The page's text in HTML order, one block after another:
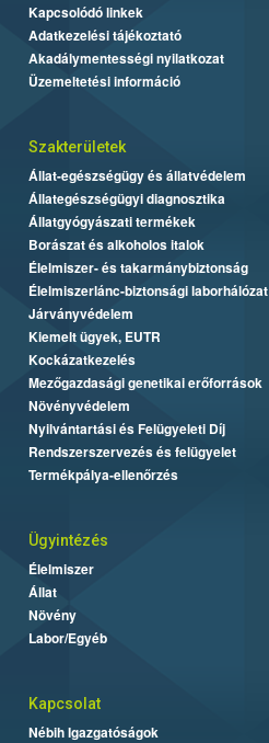
Kapcsolódó linkek
Adatkezelési tájékoztató
Akadálymentességi nyilatkozat
Üzemeltetési információ
Szakterületek
Állat-egészségügy és állatvédelem
Állategészségügyi diagnosztika
Állatgyógyászati termékek
Borászat és alkoholos italok
Élelmiszer- és takarmánybiztonság
Élelmiszerlánc-biztonsági laborhálózat
Járványvédelem
Kiemelt ügyek, EUTR
Kockázatkezelés
Mezőgazdasági genetikai erőforrások
Növényvédelem
Nyilvántartási és Felügyeleti Díj
Rendszerszervezés és felügyelet
Termékpálya-ellenőrzés
Ügyintézés
Élelmiszer
Állat
Növény
Labor/Egyéb
Kapcsolat
Nébih Igazgatóságok